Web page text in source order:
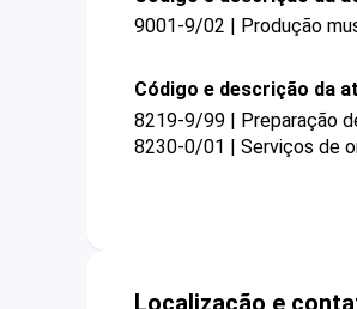
9001-9/02 | Produção
Código e descrição da
8219-9/99 | Preparação
8230-0/01 | Serviços de
Localização e